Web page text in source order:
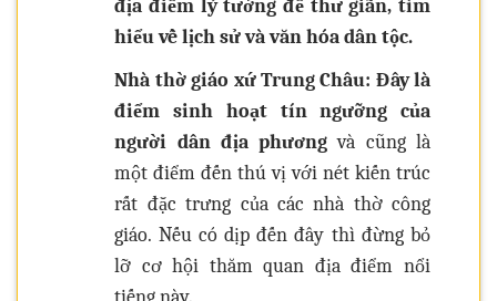
địa điểm lý tưởng để thư giãn, tìm
hiểu về lịch sử và văn hóa dân tộc.
Nhà thờ giáo xứ Trung Châu: Đây là
điểm sinh hoạt tín ngưỡng của
người dân địa phương và cũng là
một điểm đến thú vị với nét kiến trúc
rất đặc trưng của các nhà thờ công
giáo. Nếu có dịp đến đây thì đừng bỏ
lỡ cơ hội thăm quan địa điểm nổi